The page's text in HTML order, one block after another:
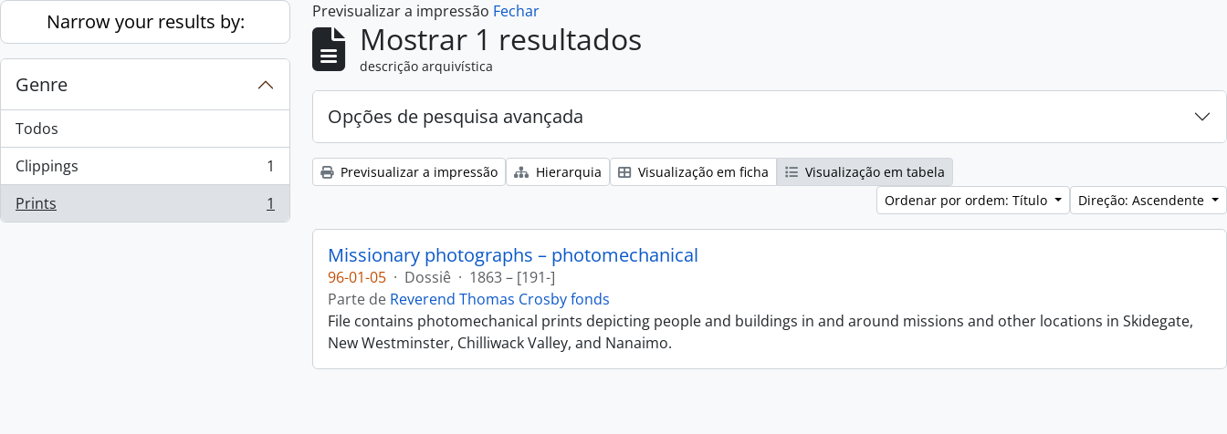
Skip to main content
Narrow your results by:
Genre
Todos
Clippings
, 1 resultados
1
Prints
, 1 resultados 1
Previsualizar a impressão Fechar
Mostrar 1 resultados
descrição arquivística
Opções de pesquisa avançada
Previsualizar a impressão Hierarquia Visualização em ficha
Visualização em tabela
Ordenar por ordem: Título
Direção: Ascendente
Missionary photographs – photomechanical
96-01-05 · Dossiê · 1863 – [191-]
Parte de Reverend Thomas Crosby fonds
File contains photomechanical prints depicting people and buildings in and around missions and other locations in Skidegate,
New Westminster, Chilliwack Valley, and Nanaimo.